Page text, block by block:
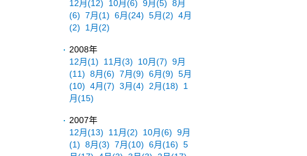
12月(12) 10月(6) 9月(5) 8月
(6) 7月(1) 6月(24) 5月(2) 4月
(2)
1月(2)
2008年
12月(1) 11月(3) 10月(7) 9月
(11) 8月(6) 7月(9) 6月(9) 5月
(10) 4月(7) 3月(4) 2月(18)
1
月(15)
2007年
12月(13) 11月(2) 10月(6) 9月
(1) 8月(3) 7月(10) 6月(16) 5